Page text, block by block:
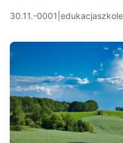
30.11.-0001 edukacja